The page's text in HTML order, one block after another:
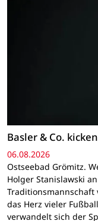
Basler & Co.
06.08.2026
Ostseebad Grömitz.
Holger Stanislawski
das Herz vieler
verwandelt sich der